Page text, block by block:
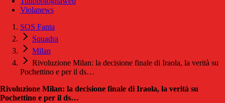
Violanews
SOS Fanta
Squadra
Milan
Rivoluzione Milan: la decisione finale di Iraola, la verità su
Pochettino e per il ds…
Rivoluzione Milan: la decisione finale di Iraola, la verità su
Pochettino e per il ds…